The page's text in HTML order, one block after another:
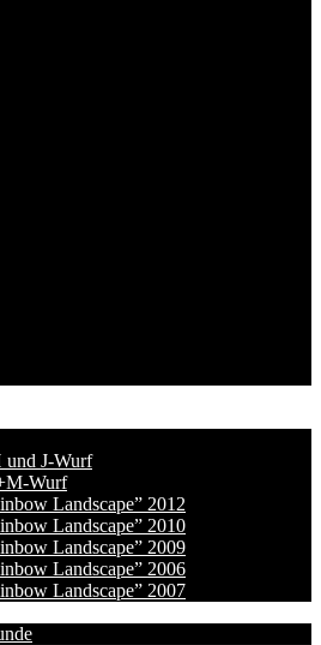
und J-Wurf
Wurf
Landscape” 2012
Landscape” 2010
Landscape” 2009
Landscape” 2006
Landscape” 2007